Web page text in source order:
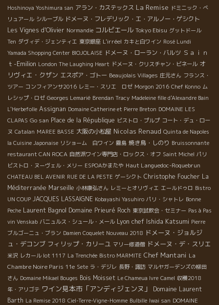
Hoshinoya Yoshimura san アラン・カステックス La Remise ドミニック・べ
リュアール シルーブル ドメーヌ・フレデリック・エ・アルノー・ゲシクト
Les Vignes d'Olivier Normandie コルビエール Tokyo Ebisu グットドール
Ten ダヴィデ・ジェンティエ 東京銀座 L'irréel カキと白ワイン Rosé Lundi
Yamada Shopping Center BIOJOLAISE ドメーヌ・ローラン・バルツ Ｓａｉｎ
ｔ-Emilion London The Laughing Heart ドメーヌ・クリスチャン・ビネール オ
リヴィエ・クザン エスポア・ゴトー Beaujolais Villages 庄元さん フランス・
ツアー コンフィアンサ2016 レミー・スリエ ロゼ Morgon 2016 Chef Konno ム
レシップ・ロゼ Georges Lemarié Brendan Tracy Madeleine fille d'Alexandre Bain
L'Herbefolle Assignan Domaine Catherine et Pierre Breton DOMAINE LES
CLAPAS Go san Place de la République ビストロ・プルプ コート・デュ・ロー
ヌ Catalan MAREE BASSE 大阪の小松屋 Nicolas Renaud Quinta de Napoles
la Cuisine Japonaise リショーム 白ワイン 霧島 焼き鳥・しのり Bruissonnante
restaurant CAN ROCA 自然派ワイン専門店・ロックス・オフ Saint Michel パリ
ビストロ・ヌーヴェル・メリー ESPOAかまたや Haut Languedoc-Roquebrun
CHATEAU BEL AVENIR RUE DE LA PESTE ゲーシクト Christophe Foucher La
Méditerranée Marseille 小林康弘さん レミーとオリヴィエ エールドゥロ Bistro
UN COUP JACQUES LASSAIGNE Kobayashi Yasuhiro パリ・シャトレ Bonne
Peche Laurent Bagnol Domaine Prieuré Roch 東京試飲会・セミナー Pas à Pas
vin Venskab バニュルス・シュール・メール Lyon chef Ishida Katsumi Pierre
ブルゴーニュ・ブラン Damien Coquelet Nouveau 2018 ドメーヌ・ジョルジ
ュ・デコンブ フィリップ・カリーユ マリー修道僧 ドメーヌ・デ・スリエ
米沢 レカール lot 1117 La Trenchée Bistro MARMITE Chef Mantani La
Chambre Noire Paris 11e Sete ラ・デジレ 長野・諏訪 マルヤガーデンズの柳田
さん Domaine Mikael Bouges Bois Moisset Le Chameua Ivre Camel 収穫2018
年・アリゴテ ワイン見本市「アンディジェンヌ」
Domaine Laurent
Barth La Remise 2018 Ciel-Terre-Vigne-Homme Bulbille Iwai san DOMAINE